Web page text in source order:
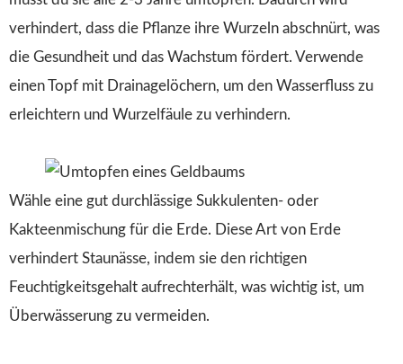
verhindert, dass die Pflanze ihre Wurzeln abschnürt, was
die Gesundheit und das Wachstum fördert. Verwende
einen Topf mit Drainagelöchern, um den Wasserfluss zu
erleichtern und Wurzelfäule zu verhindern.
Wähle eine gut durchlässige Sukkulenten- oder
Kakteenmischung für die Erde. Diese Art von Erde
verhindert Staunässe, indem sie den richtigen
Feuchtigkeitsgehalt aufrechterhält, was wichtig ist, um
Überwässerung zu vermeiden.